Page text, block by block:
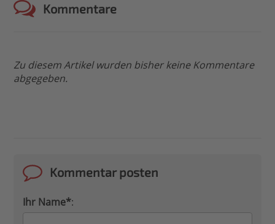
Kommentare
Zu diesem Artikel wurden bisher keine Kommentare
abgegeben.
Kommentar posten
Ihr Name*: